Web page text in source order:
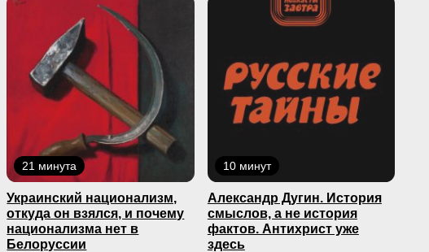
21 минута
Украинский национализм,
откуда он взялся, и почему
национализма нет в
Белоруссии
10 минут
Александр Дугин. История
смыслов, а не история
фактов. Антихрист уже
здесь